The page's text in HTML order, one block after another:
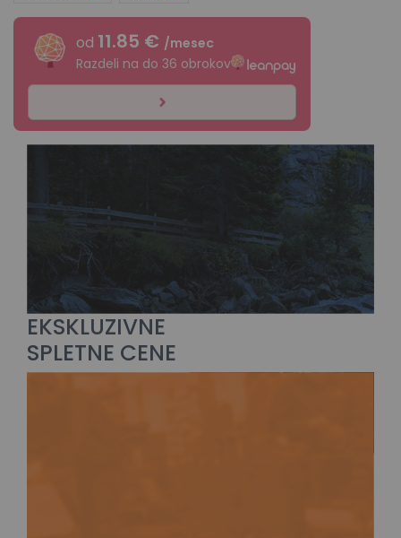
od 11.85 € /mesec
Razdeli na do 36 obrokov
EKSKLUZIVNE
SPLETNE CENE